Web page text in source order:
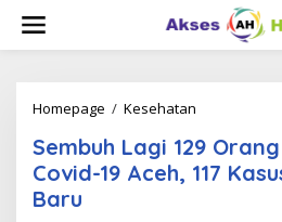
i
Homepage / Kesehatan
m
b
u
Sembuh Lagi 129
Covid-19 Aceh, 117
Baru